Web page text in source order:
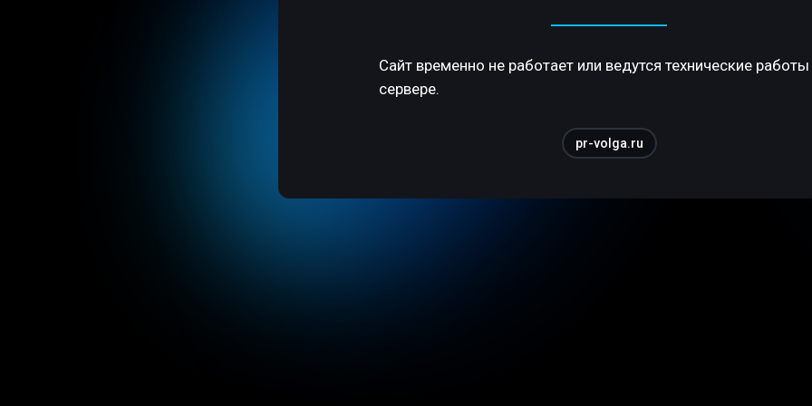
Сайт временно не работает или ведутся технические
сервере.
pr-volga.ru